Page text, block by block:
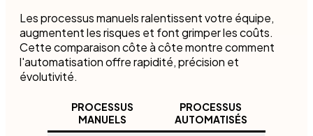
Les processus manuels ralentissent votre équipe,
augmentent les risques et font grimper les coûts.
Cette comparaison côte à côte montre comment
l'automatisation offre rapidité, précision et
évolutivité.
PROCESSUS
MANUELS
PROCESSUS
AUTOMATISÉS